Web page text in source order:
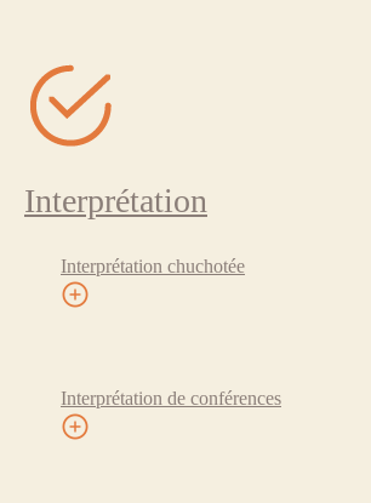
Interprétation
Interprétation chuchotée
Interprétation de conférences